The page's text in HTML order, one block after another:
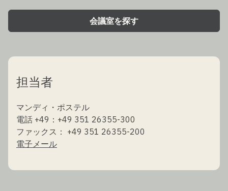
会議室を探す
担当者
マンディ・ポステル
電話 +49：+49 351 26355-300
ファックス： +49 351 26355-200
電子メール